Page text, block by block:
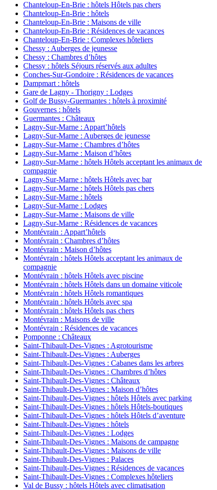
Chanteloup-En-Brie : hôtels Hôtels pas chers
Chanteloup-En-Brie : hôtels
Chanteloup-En-Brie : Maisons de ville
Chanteloup-En-Brie : Résidences de vacances
Chanteloup-En-Brie : Complexes hôteliers
Chessy : Auberges de jeunesse
Chessy : Chambres d’hôtes
Chessy : hôtels Séjours réservés aux adultes
Conches-Sur-Gondoire : Résidences de vacances
Dampmart : hôtels
Gare de Lagny - Thorigny : Lodges
Golf de Bussy-Guermantes : hôtels à proximité
Gouvernes : hôtels
Guermantes : Châteaux
Lagny-Sur-Marne : Appart’hôtels
Lagny-Sur-Marne : Auberges de jeunesse
Lagny-Sur-Marne : Chambres d’hôtes
Lagny-Sur-Marne : Maison d’hôtes
Lagny-Sur-Marne : hôtels Hôtels acceptant les animaux de
compagnie
Lagny-Sur-Marne : hôtels Hôtels avec bar
Lagny-Sur-Marne : hôtels Hôtels pas chers
Lagny-Sur-Marne : hôtels
Lagny-Sur-Marne : Lodges
Lagny-Sur-Marne : Maisons de ville
Lagny-Sur-Marne : Résidences de vacances
Montévrain : Appart’hôtels
Montévrain : Chambres d’hôtes
Montévrain : Maison d’hôtes
Montévrain : hôtels Hôtels acceptant les animaux de
compagnie
Montévrain : hôtels Hôtels avec piscine
Montévrain : hôtels Hôtels dans un domaine viticole
Montévrain : hôtels Hôtels romantiques
Montévrain : hôtels Hôtels avec spa
Montévrain : hôtels Hôtels pas chers
Montévrain : Maisons de ville
Montévrain : Résidences de vacances
Pomponne : Châteaux
Saint-Thibault-Des-Vignes : Agrotourisme
Saint-Thibault-Des-Vignes : Auberges
Saint-Thibault-Des-Vignes : Cabanes dans les arbres
Saint-Thibault-Des-Vignes : Chambres d’hôtes
Saint-Thibault-Des-Vignes : Châteaux
Saint-Thibault-Des-Vignes : Maison d’hôtes
Saint-Thibault-Des-Vignes : hôtels Hôtels avec parking
Saint-Thibault-Des-Vignes : hôtels Hôtels-boutiques
Saint-Thibault-Des-Vignes : hôtels Hôtels d’aventure
Saint-Thibault-Des-Vignes : hôtels
Saint-Thibault-Des-Vignes : Lodges
Saint-Thibault-Des-Vignes : Maisons de campagne
Saint-Thibault-Des-Vignes : Maisons de ville
Saint-Thibault-Des-Vignes : Palaces
Saint-Thibault-Des-Vignes : Résidences de vacances
Saint-Thibault-Des-Vignes : Complexes hôteliers
Val de Bussy : hôtels Hôtels avec climatisation